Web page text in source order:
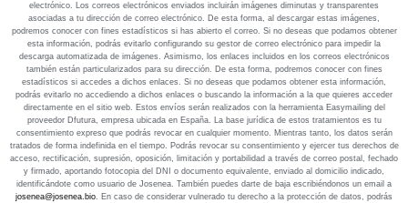
electrónico. Los correos electrónicos enviados incluirán imágenes diminutas y transparentes
asociadas a tu dirección de correo electrónico. De esta forma, al descargar estas imágenes,
podremos conocer con fines estadísticos si has abierto el correo. Si no deseas que podamos obtener
esta información, podrás evitarlo configurando su gestor de correo electrónico para impedir la
descarga automatizada de imágenes. Asimismo, los enlaces incluidos en los correos electrónicos
también están particularizados para su dirección. De esta forma, podremos conocer con fines
estadísticos si accedes a dichos enlaces. Si no deseas que podamos obtener esta información,
podrás evitarlo no accediendo a dichos enlaces o buscando la información a la que quieres acceder
directamente en el sitio web. Estos envíos serán realizados con la herramienta Easymailing del
proveedor Dfutura, empresa ubicada en España. La base jurídica de estos tratamientos es tu
consentimiento expreso que podrás revocar en cualquier momento. Mientras tanto, los datos serán
tratados de forma indefinida en el tiempo. Podrás revocar su consentimiento y ejercer tus derechos de
acceso, rectificación, supresión, oposición, limitación y portabilidad a través de correo postal, fechado
y firmado, aportando fotocopia del DNI o documento equivalente, enviado al domicilio indicado,
identificándote como usuario de Josenea. También puedes darte de baja escribiéndonos un email a
josenea@josenea.bio. En caso de considerar vulnerado tu derecho a la protección de datos, podrás